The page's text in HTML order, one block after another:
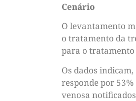
Cenário
O levantamento
o tratamento da
para o tratamento
Os dados
responde por
venosa notificados